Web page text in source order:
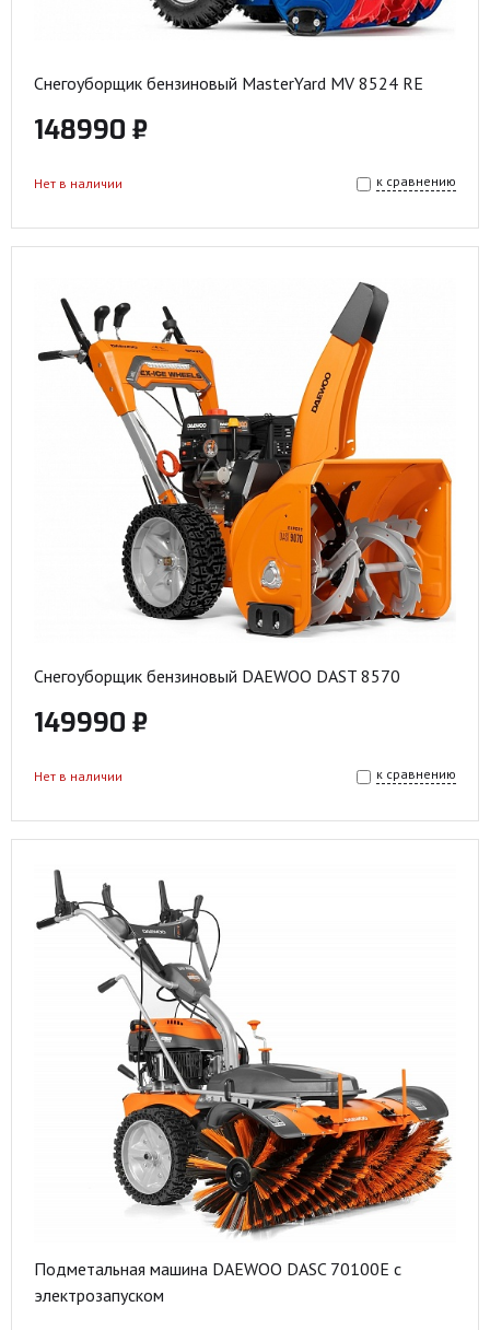
Снегоуборщик бензиновый MasterYard MV 8524 RE
148990 ₽
к сравнению
Нет в наличии
Снегоуборщик бензиновый DAEWOO DAST 8570
149990 ₽
к сравнению
Нет в наличии
Подметальная машина DAEWOO DASC 70100E с
электрозапуском